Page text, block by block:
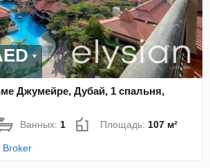
Джумейре, Дубай, 1 спальня,
Ванных:1 Площадь:107 м²
Broker